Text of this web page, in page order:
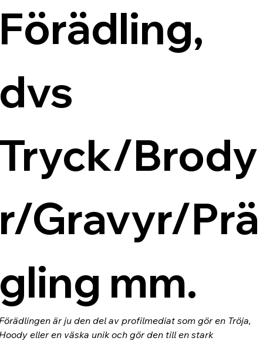
Brody
Gravyr/Prä
mm.
är ju den del av profilmediat som gör en Tröja,
eller en väska unik och gör den till en stark